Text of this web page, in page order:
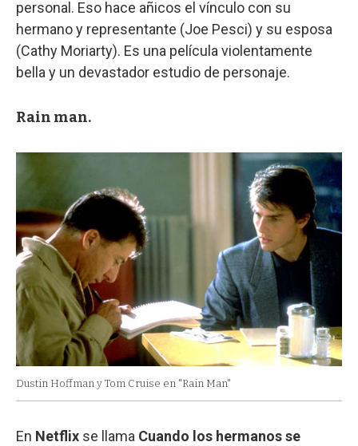
personal. Eso hace añicos el vínculo con su
hermano y representante (Joe Pesci) y su esposa
(Cathy Moriarty). Es una película violentamente
bella y un devastador estudio de personaje.
Rain man.
Dustin Hoffman y Tom Cruise en "Rain Man"
En Netflix se llama Cuando los hermanos se